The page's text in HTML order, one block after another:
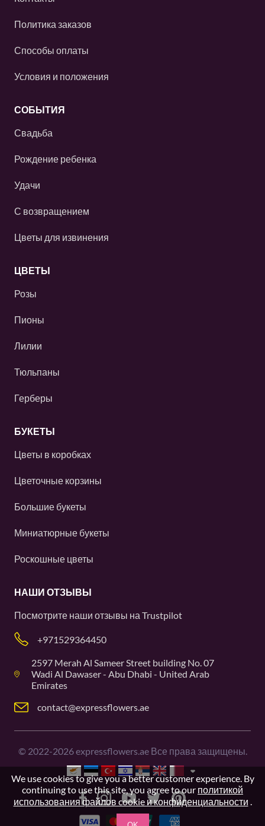
Политика заказов
Способы оплаты
Условия и положения
СОБЫТИЯ
Свадьба
Рождение ребенка
Удачи
С возвращением
Цветы для извинения
ЦВЕТЫ
Розы
Пионы
Лилии
Тюльпаны
Герберы
БУКЕТЫ
Цветы в коробках
Цветочные корзины
Большие букеты
Миниатюрные букеты
Роскошные цветы
НАШИ ОТЗЫВЫ
Посмотрите наши отзывы на Trustpilot
+971529364450
2597 Merah Al Sameer Street building No. 07
Wadi Al Dawaser - Abu Dhabi - United Arab
Emirates
contact@expressflowers.ae
© 2022-2026expressflowers.ae Все права защищены.
We use cookies to give you a better customer experience. By
continuing to use this site, you agree to our политикой
использования файлов cookie и конфиденциальности .